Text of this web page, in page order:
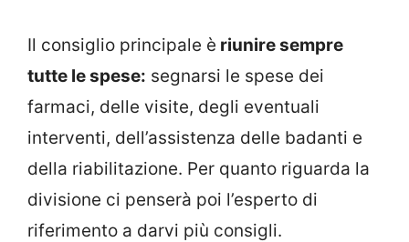
Il consiglio principale è riunire sempre
tutte le spese: segnarsi le spese dei
farmaci, delle visite, degli eventuali
interventi, dell’assistenza delle badanti e
della riabilitazione. Per quanto riguarda la
divisione ci penserà poi l’esperto di
riferimento a darvi più consigli.